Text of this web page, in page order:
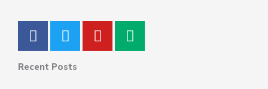
F
a
e
T
w
t
Y
o
M
e
Recent Posts